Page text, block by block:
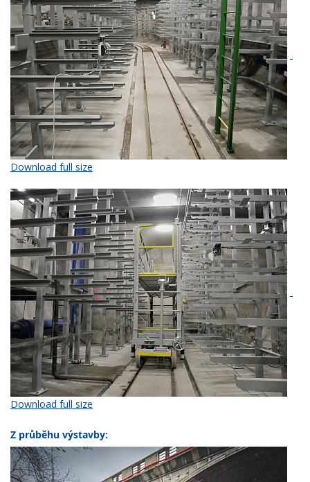
Download full size
Download full size
Z průběhu výstavby: